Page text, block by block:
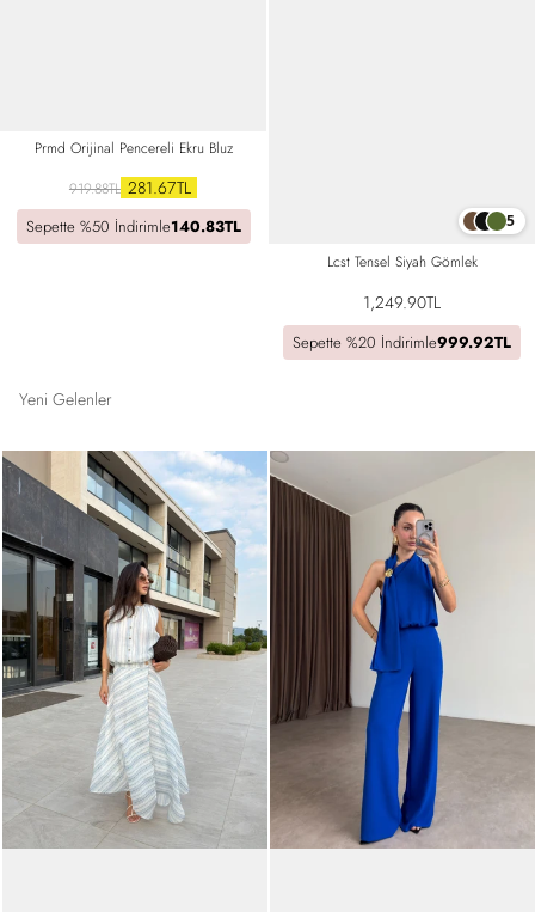
Prmd Orijinal Pencereli Ekru Bluz
919.88TL 281.67TL
Sepette %50 İndirimle140.83TL 5
Lcst Tensel Siyah Gömlek
1,249.90TL
Sepette %20 İndirimle999.92TL
Yeni Gelenler